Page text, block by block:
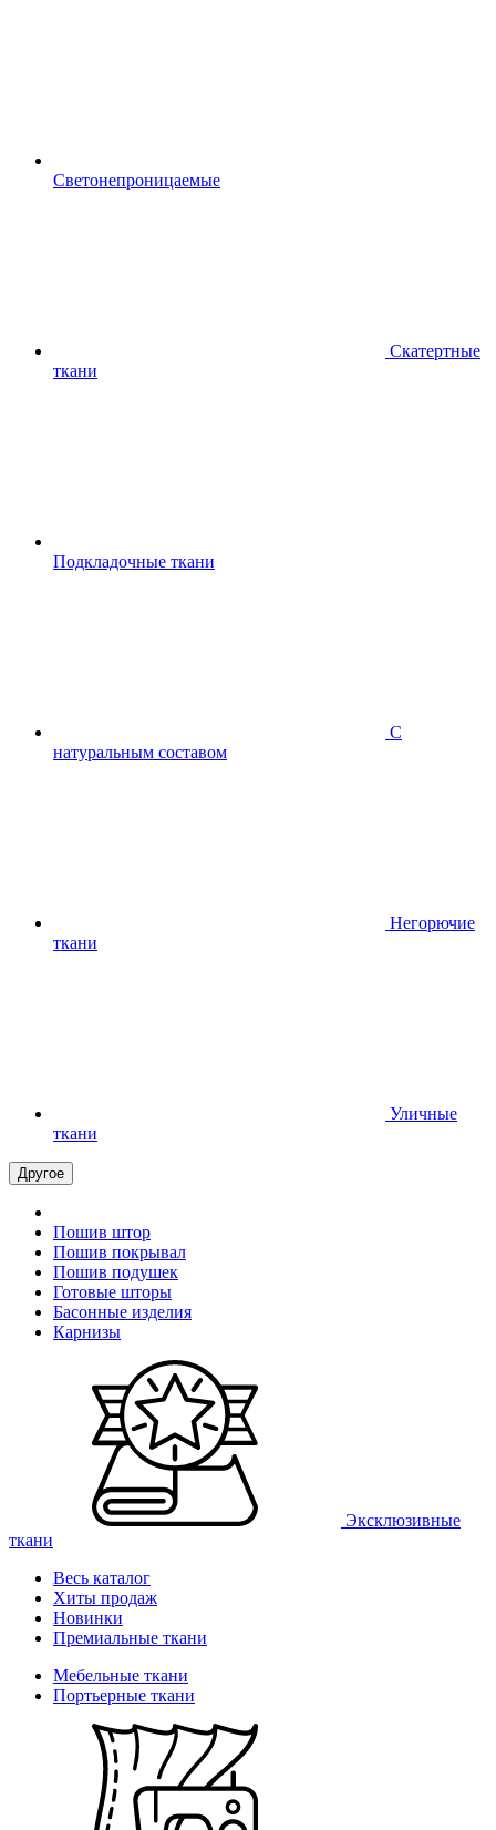
Светонепроницаемые
Скатертные
ткани
Подкладочные ткани
С
натуральным составом
Негорючие
ткани
Уличные
ткани
Другое
Пошив штор
Пошив покрывал
Пошив подушек
Готовые шторы
Басонные изделия
Карнизы
Эксклюзивные
ткани
Весь каталог
Хиты продаж
Новинки
Премиальные ткани
Мебельные ткани
Портьерные ткани